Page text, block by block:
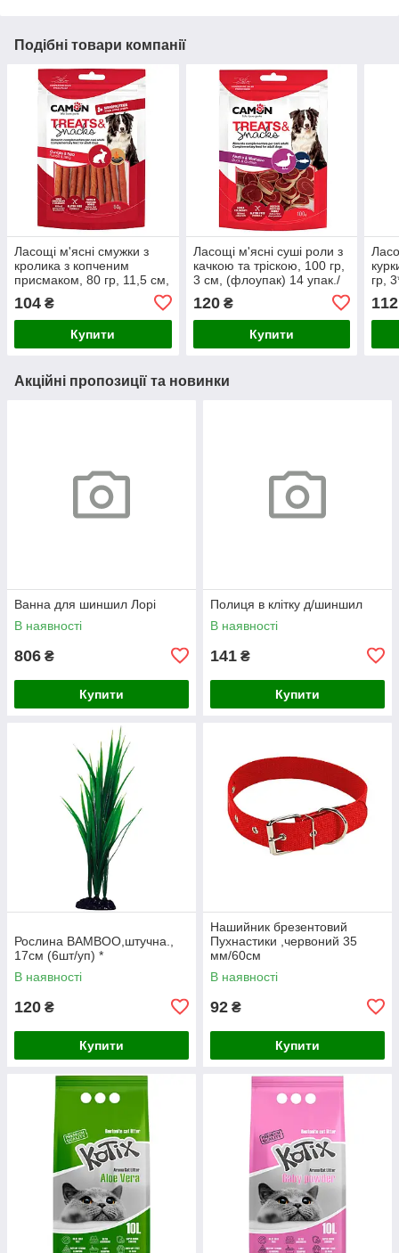
Подібні товари компанії
Ласощі м'ясні смужки з
кролика з копченим
присмаком, 80 гр, 11,5 см,
(флоупак) 14 упак./короб.
(ціна за упак)
104 ₴
Купити
Ласощі м'ясні суші роли з
качкою та тріскою, 100 гр,
3 см, (флоупак) 14 упак./
120₴
Купити
гр,
112
Акційні пропозиції та новинки
Ванна для шиншил Лорі
В наявності
806 ₴
Купити
Полиця в клітку д/шиншил
В наявності
141 ₴
Купити
Рослина BAMBOO,штучна.,
17см (6шт/уп) *
В наявності
120 ₴
Купити
Нашийник брезентовий
Пухнастики ,червоний 35
мм/60см
В наявності
92 ₴
Купити